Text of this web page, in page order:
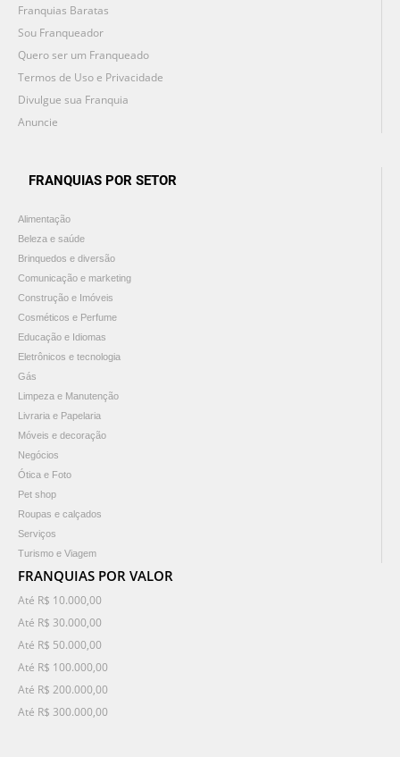
Franquias Baratas
Sou Franqueador
Quero ser um Franqueado
Termos de Uso e Privacidade
Divulgue sua Franquia
Anuncie
FRANQUIAS POR SETOR
Alimentação
Beleza e saúde
Brinquedos e diversão
Comunicação e marketing
Construção e Imóveis
Cosméticos e Perfume
Educação e Idiomas
Eletrônicos e tecnologia
Gás
Limpeza e Manutenção
Livraria e Papelaria
Móveis e decoração
Negócios
Ótica e Foto
Pet shop
Roupas e calçados
Serviços
Turismo e Viagem
FRANQUIAS POR VALOR
Até R$ 10.000,00
Até R$ 30.000,00
Até R$ 50.000,00
Até R$ 100.000,00
Até R$ 200.000,00
Até R$ 300.000,00